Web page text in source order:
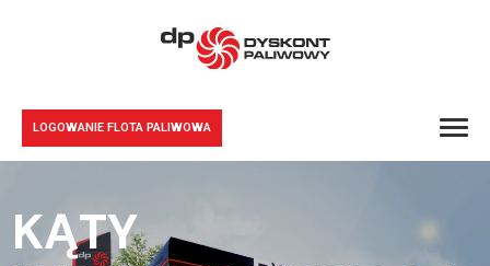
LOGOWANIE FLOTA PALIWOWA
KĄTY